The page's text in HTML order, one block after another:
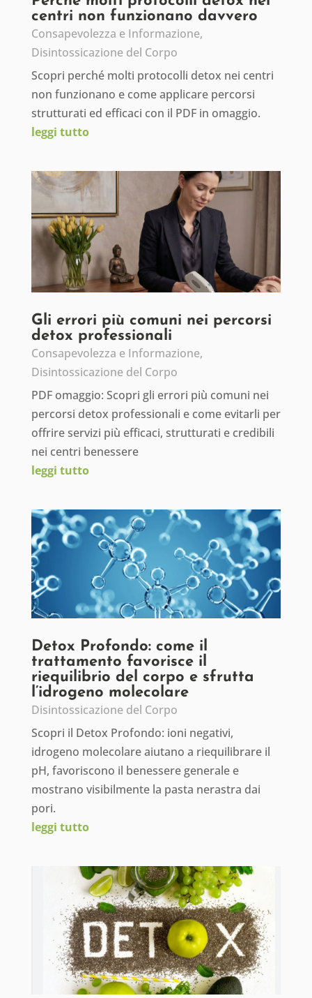
centri non funzionano davvero
Consapevolezza e Informazione,
Disintossicazione del Corpo
Scopri perché molti protocolli detox nei centri
non funzionano e come applicare percorsi
strutturati ed efficaci con il PDF in omaggio.
leggi tutto
Gli errori più comuni nei percorsi
detox professionali
Consapevolezza e Informazione,
Disintossicazione del Corpo
PDF omaggio: Scopri gli errori più comuni nei
percorsi detox professionali e come evitarli per
offrire servizi più efficaci, strutturati e credibili
nei centri benessere
leggi tutto
Detox Profondo: come il
trattamento favorisce il
riequilibrio del corpo e sfrutta
l’idrogeno molecolare
Disintossicazione del Corpo
Scopri il Detox Profondo: ioni negativi,
idrogeno molecolare aiutano a riequilibrare il
pH, favoriscono il benessere generale e
mostrano visibilmente la pasta nerastra dai
pori.
leggi tutto